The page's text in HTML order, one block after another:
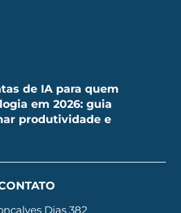
de IA para quem
em 2026: guia
produtividade e
Dias 382